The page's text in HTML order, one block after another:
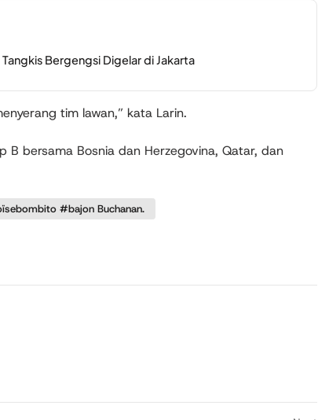
Bergengsi Digelar di Jakarta
tim lawan,” kata Larin.
B bersama Bosnia dan Herzegovina, Qatar, dan
#bajon Buchanan.